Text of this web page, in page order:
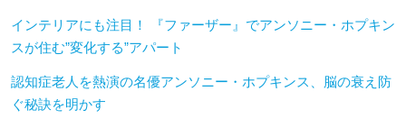
インテリアにも注目！ 『ファーザー』でアンソニー・ホプキン
スが住む”変化する”アパート
認知症老人を熱演の名優アンソニー・ホプキンス、脳の衰え防
ぐ秘訣を明かす